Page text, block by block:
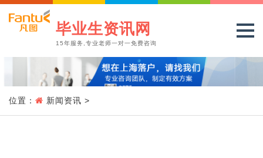
毕业生资讯网
15年服务,专业老师一对一免费咨询
位置： 新闻资讯 >